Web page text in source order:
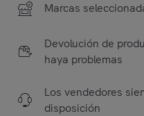
Marcas
Devolución de
haya problemas
Los vendedores
disposición